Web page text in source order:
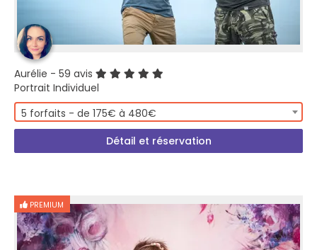
Aurélie - 59 avis
Portrait Individuel
5 forfaits - de 175€ à 480€
Détail et réservation
PREMIUM